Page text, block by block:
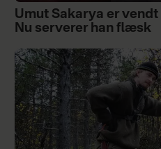
Umut Sakarya er
Nu serverer han flæsk